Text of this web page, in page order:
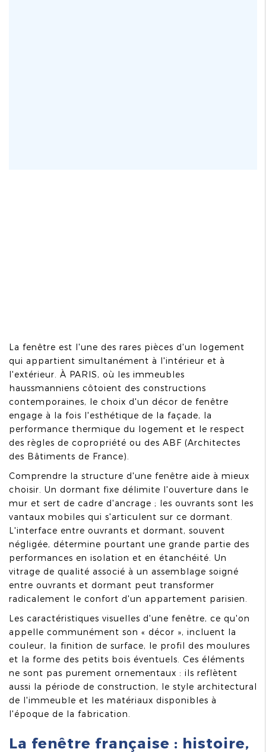
La fenêtre est l'une des rares pièces d'un logement
qui appartient simultanément à l'intérieur et à
l'extérieur. À PARIS, où les immeubles
haussmanniens côtoient des constructions
contemporaines, le choix d'un décor de fenêtre
engage à la fois l'esthétique de la façade, la
performance thermique du logement et le respect
des règles de copropriété ou des ABF (Architectes
des Bâtiments de France).
Comprendre la structure d'une fenêtre aide à mieux
choisir. Un dormant fixe délimite l'ouverture dans le
mur et sert de cadre d'ancrage ; les ouvrants sont les
vantaux mobiles qui s'articulent sur ce dormant.
L'interface entre ouvrants et dormant, souvent
négligée, détermine pourtant une grande partie des
performances en isolation et en étanchéité. Un
vitrage de qualité associé à un assemblage soigné
entre ouvrants et dormant peut transformer
radicalement le confort d'un appartement parisien.
Les caractéristiques visuelles d'une fenêtre, ce qu'on
appelle communément son « décor », incluent la
couleur, la finition de surface, le profil des moulures
et la forme des petits bois éventuels. Ces éléments
ne sont pas purement ornementaux : ils reflètent
aussi la période de construction, le style architectural
de l'immeuble et les matériaux disponibles à
l'époque de la fabrication.
La fenêtre française : histoire,